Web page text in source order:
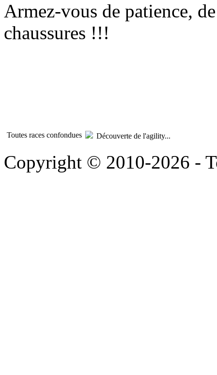
Armez-vous de patience,
chaussures !!!
Toutes races confondues Découverte de l'agility...
Copyright © 2010-2026 -